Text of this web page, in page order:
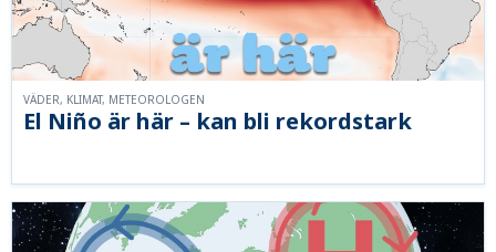
El Niño är här – kan bli rekordstark
VÄDER, KLIMAT, METEOROLOGEN